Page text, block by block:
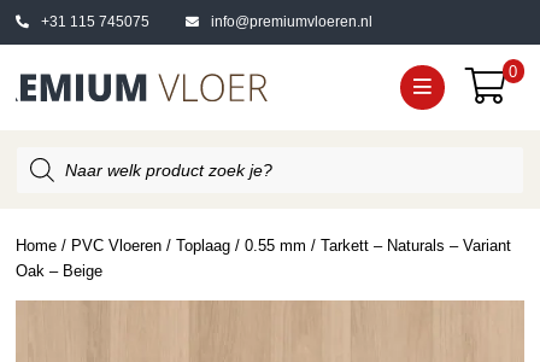
+31 115 745075 info@premiumvloeren.nl
0
zoeken
Home / PVC Vloeren /Toplaag /0.55 mm / Tarkett – Naturals – Variant
Oak – Beige